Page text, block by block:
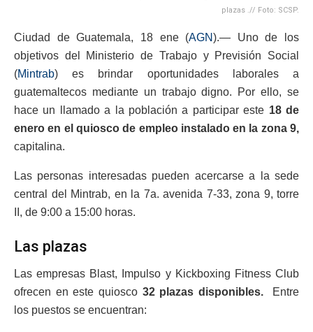
plazas .// Foto: SCSP.
Ciudad de Guatemala, 18 ene (AGN).— Uno de los
objetivos del Ministerio de Trabajo y Previsión Social
(Mintrab) es brindar oportunidades laborales a
guatemaltecos mediante un trabajo digno. Por ello, se
hace un llamado a la población a participar este 18 de
enero en el quiosco de empleo instalado en la zona 9,
capitalina.
Las personas interesadas pueden acercarse a la sede
central del Mintrab, en la 7a. avenida 7-33, zona 9, torre
II, de 9:00 a 15:00 horas.
Las plazas
Las empresas Blast, Impulso y Kickboxing Fitness Club
ofrecen en este quiosco32 plazas disponibles.
Entre
los puestos se encuentran: